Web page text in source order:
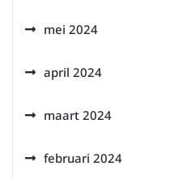
mei 2024
april 2024
maart 2024
februari 2024